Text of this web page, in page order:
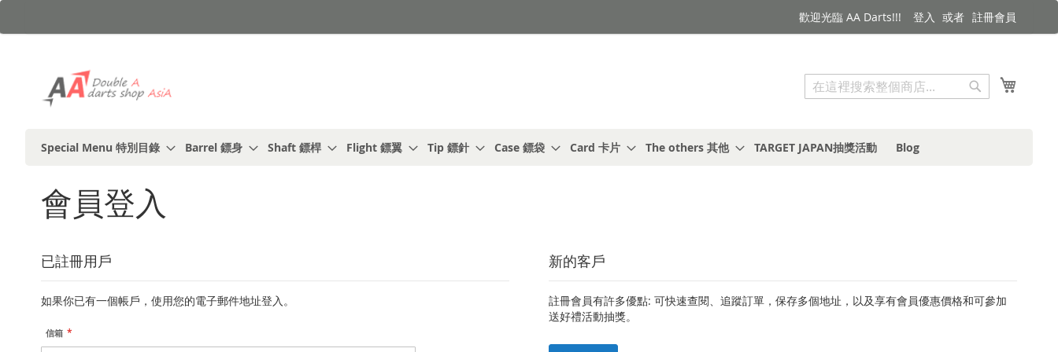
到
歡迎光臨 AA Darts!!! 登入 註冊會員
搜索
Special Menu 特別目錄
Barrel 鏢身 Shaft 鏢桿 Flight 鏢翼 Tip 鏢針 Case 鏢袋 Card 卡片 The others 其他 TARGET JAPAN抽獎活動 Blog
會員登入
已註冊用戶
如果你已有一個帳戶，使用您的電子郵件地址登入。
信箱
新的客戶
註冊會員有許多優點: 可快速查閱、追蹤訂單，保存多個地址，以及享有會員優惠價格和可參加
送好禮活動抽獎。